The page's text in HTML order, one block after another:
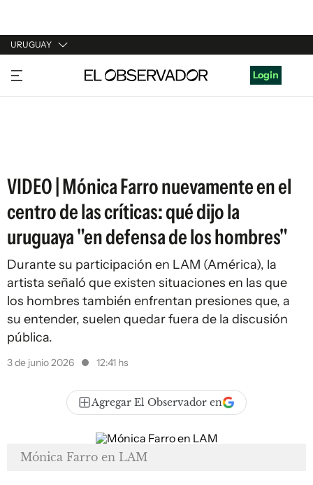
URUGUAY
URUGUAY
ARGENTINA
Login
VIDEO | Mónica Farro nuevamente en el
centro de las críticas: qué dijo la
uruguaya "en defensa de los hombres"
Durante su participación en LAM (América), la
artista señaló que existen situaciones en las que
los hombres también enfrentan presiones que, a
su entender, suelen quedar fuera de la discusión
pública.
3 de junio 2026 12:41 hs
Agregar El Observador en
Mónica Farro en LAM